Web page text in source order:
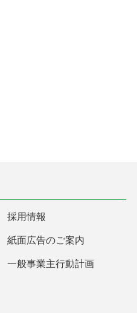
採用情報
紙面広告のご案内
一般事業主行動計画